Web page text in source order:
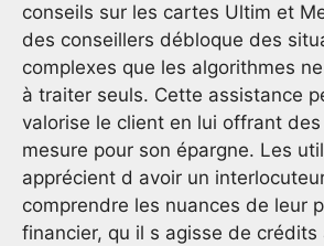
conseils sur les cartes Ultim et
des conseillers débloque des
complexes que les algorithmes
à traiter seuls. Cette assistance
valorise le client en lui offrant
mesure pour son épargne. Les
apprécient d avoir un
comprendre les nuances de leur
financier, qu il s agisse de crédits